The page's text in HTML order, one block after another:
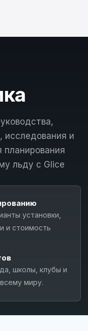
исследования и
льду с Glice
установки,
и стоимость
школы, клубы и
миру.